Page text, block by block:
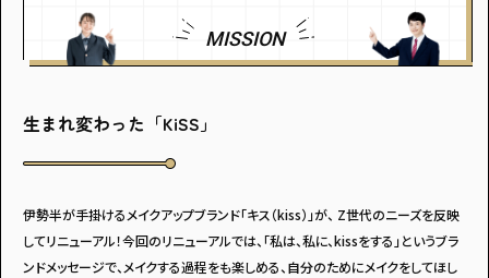
イベントに参加しよう！
MISSION
生まれ変わった「KiSS」
伊勢半が手掛けるメイクアップブランド「キス（kiss）」が、 Z世代のニーズを反映
してリニューアル！今回のリニューアルでは、「私は、私に、kissをする」というブラ
ンドメッセージで、メイクする過程をも楽しめる、自分のためにメイクをしてほし